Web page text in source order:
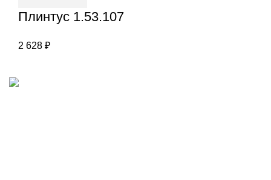
Плинтус 1.53.107
2 628 ₽